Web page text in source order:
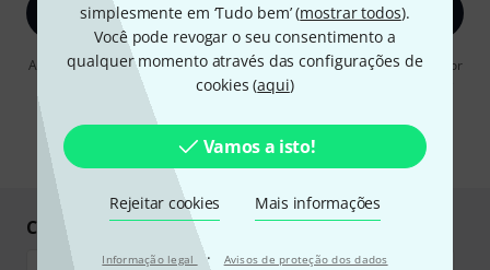
simplesmente em ‘Tudo bem’ (mostrar todos).
Você pode revogar o seu consentimento a
qualquer momento através das configurações de
cookies (aqui)
Vamos a isto!
Rejeitar cookies Mais informações
Informação legal · Avisos de proteção dos dados
Inscreva-se agora
Ao clicar em "Inscreva-se agora", concordo em receber publicidade por
e-mail. Posso cancelar a assinatura a qualquer momento. Você pode
encontrar mais informações sobre a newsletter na nossa
* Requeridos
Compre e pague em segurança